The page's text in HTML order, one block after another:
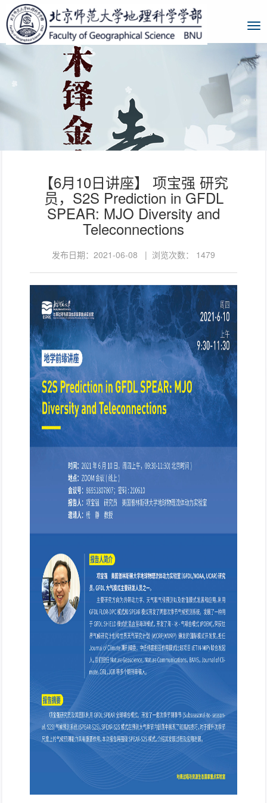
【6月10日讲座】 项宝强 研究
员，S2S Prediction in GFDL
SPEAR: MJO Diversity and
Teleconnections
发布日期：2021-06-08 | 浏览次数： 1479